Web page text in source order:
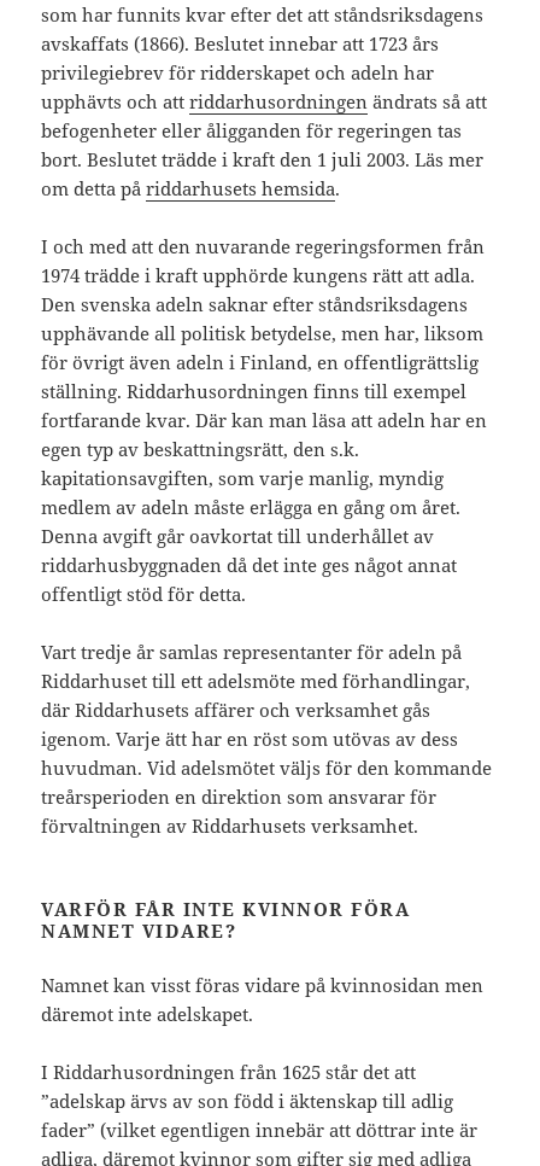
som har funnits kvar efter det att ståndsriksdagens
avskaffats (1866). Beslutet innebar att 1723 års
privilegiebrev för ridderskapet och adeln har
upphävts och attriddarhusordningen ändrats så att
befogenheter eller åligganden för regeringen tas
bort. Beslutet trädde i kraft den 1 juli 2003. Läs mer
om detta påriddarhusets hemsida.
I och med att den nuvarande regeringsformen från
1974 trädde i kraft upphörde kungens rätt att adla.
Den svenska adeln saknar efter ståndsriksdagens
upphävande all politisk betydelse, men har, liksom
för övrigt även adeln i Finland, en offentligrättslig
ställning. Riddarhusordningen finns till exempel
fortfarande kvar. Där kan man läsa att adeln har en
egen typ av beskattningsrätt, den s.k.
kapitationsavgiften, som varje manlig, myndig
medlem av adeln måste erlägga en gång om året.
Denna avgift går oavkortat till underhållet av
riddarhusbyggnaden då det inte ges något annat
offentligt stöd för detta.
Vart tredje år samlas representanter för adeln på
Riddarhuset till ett adelsmöte med förhandlingar,
där Riddarhusets affärer och verksamhet gås
igenom. Varje ätt har en röst som utövas av dess
huvudman. Vid adelsmötet väljs för den kommande
treårsperioden en direktion som ansvarar för
förvaltningen av Riddarhusets verksamhet.
VARFÖR FÅR INTE KVINNOR FÖRA
NAMNET VIDARE?
Namnet kan visst föras vidare på kvinnosidan men
däremot inte adelskapet.
I Riddarhusordningen från 1625 står det att
”adelskap ärvs av son född i äktenskap till adlig
fader” (vilket egentligen innebär att döttrar inte är
adliga, däremot kvinnor som gifter sig med adliga